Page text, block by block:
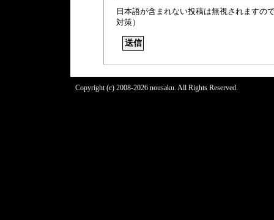
日本語が含まれない投稿は無視されますの
対策）
Copyright (c) 2008-2026 nousaku. All Rights Reserved.